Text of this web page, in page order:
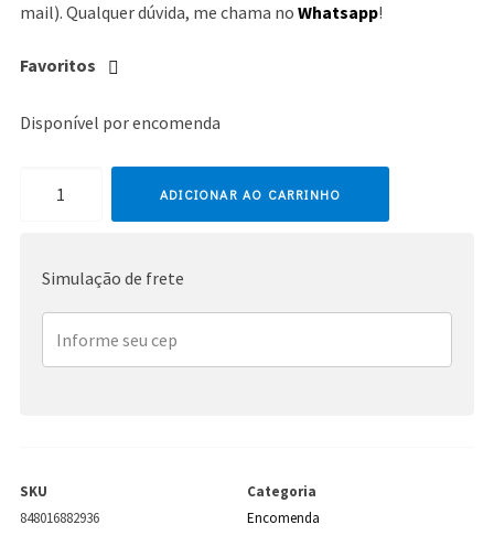
mail). Qualquer dúvida, me chama no Whatsapp!
Favoritos
Disponível por encomenda
ADICIONAR AO CARRINHO
Simulação de frete
SKU
848016882936
Categoria
Encomenda